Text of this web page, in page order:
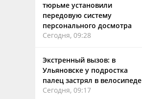
тюрьме установили
передовую систему
персонального досмотра
Сегодня, 09:28
Экстренный вызов: в
Ульяновске у подростка
палец застрял в велосипеде
Сегодня, 09:17